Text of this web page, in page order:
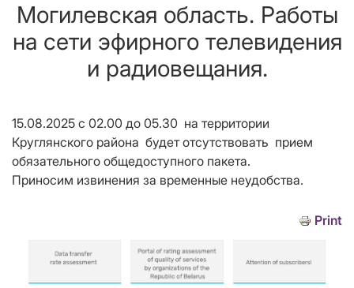
Могилевская область. Работы
на сети эфирного телевидения
и радиовещания.
15.08.2025 с 02.00 до 05.30 на территории
Круглянского района будет отсутствовать прием
обязательного общедоступного пакета.
Приносим извинения за временные неудобства.
Print